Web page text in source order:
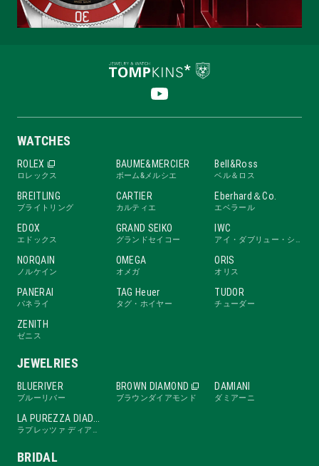
WATCHES
ROLEX
ロレックス
BAUME&MERCIER
ボーム&メルシエ
Bell&Ross
ベル＆ロス
BREITLING
ブライトリング
CARTIER
カルティエ
Eberhard＆Co.
エベラール
EDOX
エドックス
GRAND SEIKO
グランドセイコー
IWC
アイ・ダブリュー・シー
NORQAIN
ノルケイン
OMEGA
オメガ
ORIS
オリス
PANERAI
パネライ
TAG Heuer
タグ・ホイヤー
TUDOR
チューダー
ZENITH
ゼニス
JEWELRIES
BLUERIVER
ブルーリバー
BROWN DIAMOND
ブラウンダイアモンド
DAMIANI
ダミアーニ
LA PUREZZA DIADE
ラプレッツァ ディアーデ
BRIDAL